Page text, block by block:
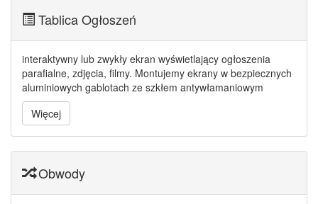
Tablica Ogłoszeń
interaktywny lub zwykły ekran wyświetlający ogłoszenia
parafialne, zdjęcia, filmy. Montujemy ekrany w bezpiecznych
aluminiowych gablotach ze szkłem antywłamaniowym
Więcej
Obwody